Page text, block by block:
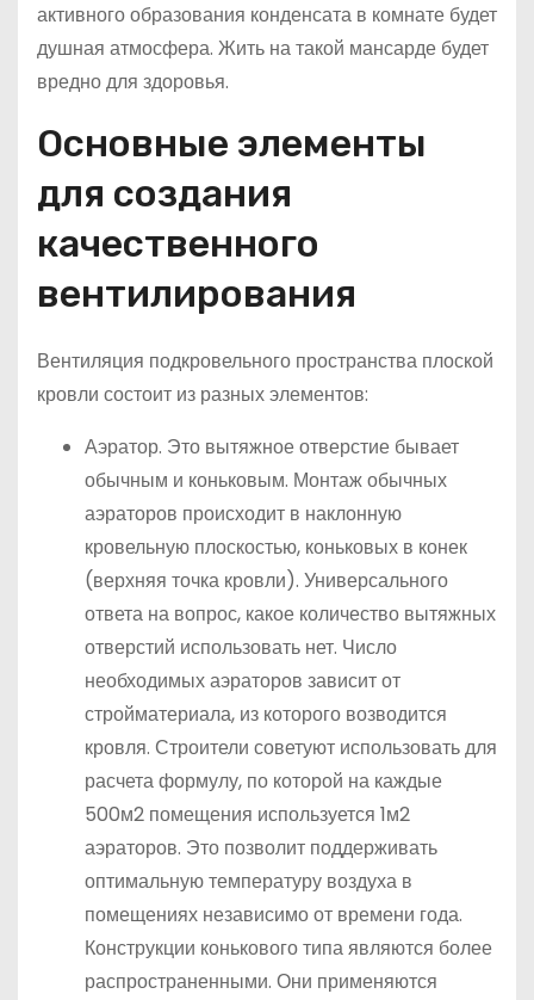
активного образования конденсата в комнате будет
душная атмосфера. Жить на такой мансарде будет
вредно для здоровья.
Основные элементы
для создания
качественного
вентилирования
Вентиляция подкровельного пространства плоской
кровли состоит из разных элементов:
Аэратор. Это вытяжное отверстие бывает
обычным и коньковым. Монтаж обычных
аэраторов происходит в наклонную
кровельную плоскостью, коньковых в конек
(верхняя точка кровли). Универсального
ответа на вопрос, какое количество вытяжных
отверстий использовать нет. Число
необходимых аэраторов зависит от
стройматериала, из которого возводится
кровля. Строители советуют использовать для
расчета формулу, по которой на каждые
500м2 помещения используется 1м2
аэраторов. Это позволит поддерживать
оптимальную температуру воздуха в
помещениях независимо от времени года.
Конструкции конькового типа являются более
распространенными. Они применяются